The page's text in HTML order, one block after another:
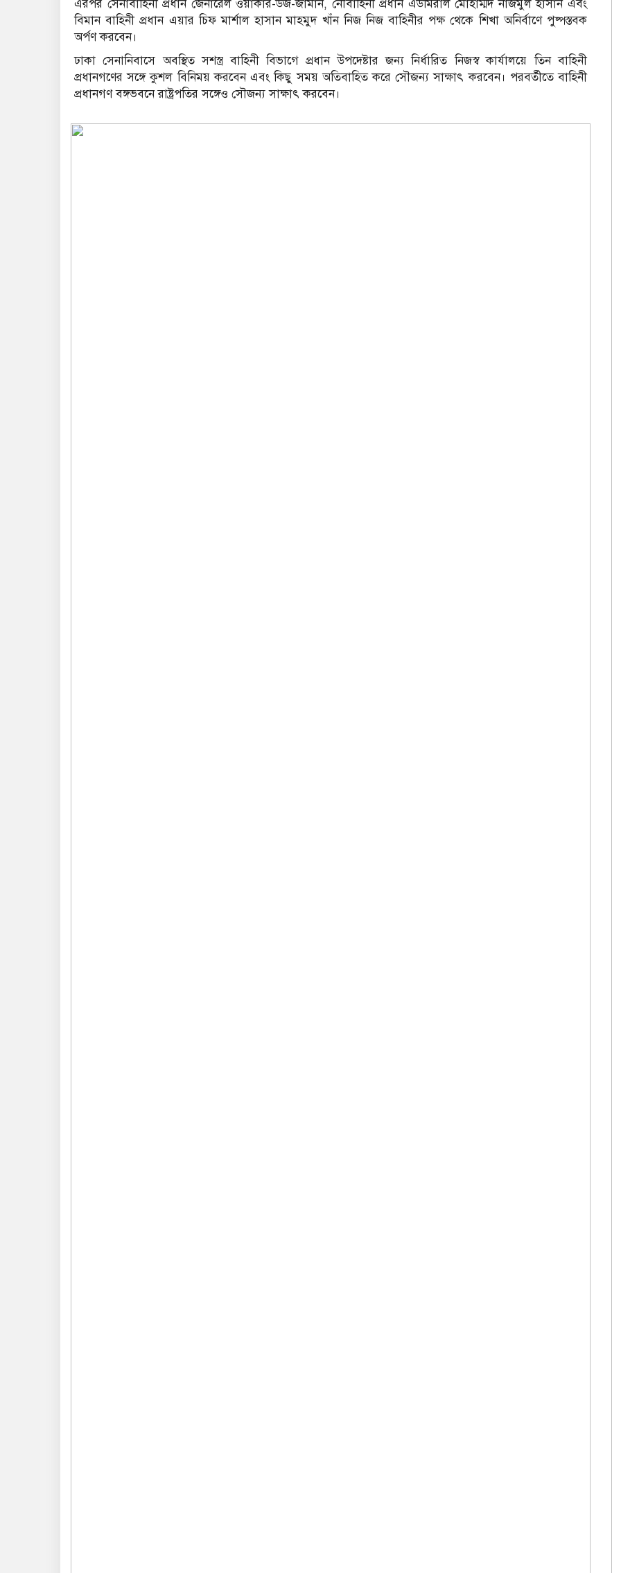
এরপর সেনাবাহিনী প্রধান জেনারেল ওয়াকার-উজ-জামান, নৌবাহিনী প্রধান এডমিরাল মোহাম্মদ নাজমুল হাসান এবং
বিমান বাহিনী প্রধান এয়ার চিফ মার্শাল হাসান মাহমুদ খাঁন নিজ নিজ বাহিনীর পক্ষ থেকে শিখা অনির্বাণে পুষ্পস্তবক
অর্পণ করবেন।
ঢাকা সেনানিবাসে অবস্থিত সশস্ত্র বাহিনী বিভাগে প্রধান উপদেষ্টার জন্য নির্ধারিত নিজস্ব কার্যালয়ে তিন বাহিনী
প্রধানগণের সঙ্গে কুশল বিনিময় করবেন এবং কিছু সময় অতিবাহিত করে সৌজন্য সাক্ষাৎ করবেন। পরবর্তীতে বাহিনী
প্রধানগণ বঙ্গভবনে রাষ্ট্রপতির সঙ্গেও সৌজন্য সাক্ষাৎ করবেন।